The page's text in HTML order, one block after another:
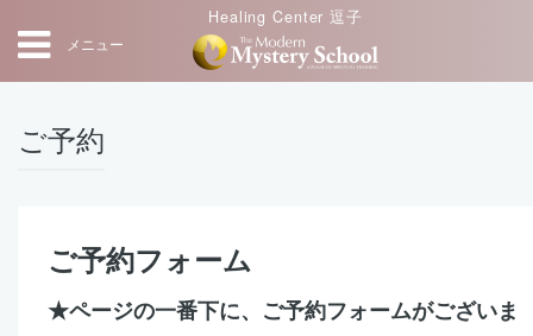
メニュー
Healing Center 逗子
ご予約
ご予約フォーム
★ページの一番下に、ご予約フォームがございま